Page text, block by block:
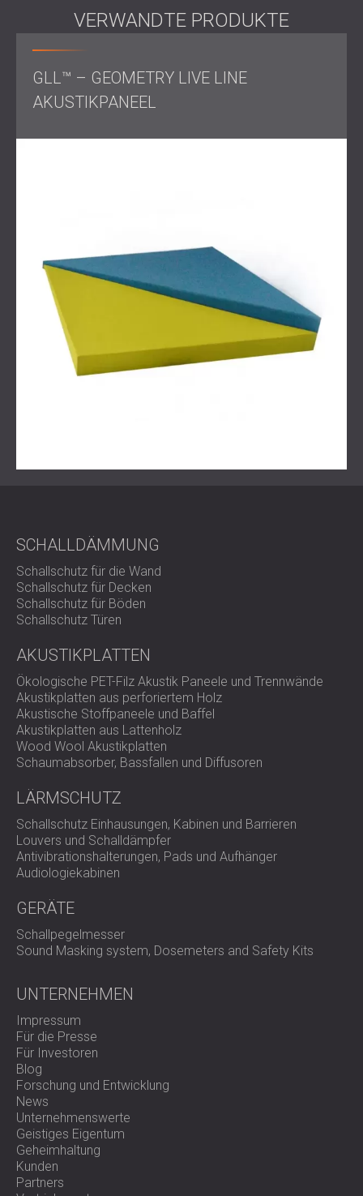
GLL, um Echo und Nachhall zu reduzieren und
bewahren.
Ergebnis
Veranstaltungssaal, was sein Vertrauen in die
Akustiklösungen von DECIBEL bekräftigt.
Dieses Projekt ist ein Beispiel dafür, wie
maßgeschneiderte Akustiklösungen die Funktionalität und
Atmosphäre von Veranstaltungsräumen deutlich
verbessern können. Durch die Zusammenarbeit von
DECIBEL mit Architekten und die Verwendung spezieller
Materialien wurde sichergestellt, dass der
VERWANDTE PRODUKTE
GLL™ – GEOMETRY LIVE LINE
AKUSTIKPANEEL
SCHALLDÄMMUNG
Schallschutz für die Wand
Schallschutz für Decken
Schallschutz für Böden
Schallschutz Türen
AKUSTIKPLATTEN
Ökologische PET-Filz Akustik Paneele und Trennwände
Akustikplatten aus perforiertem Holz
Akustische Stoffpaneele und Baffel
Akustikplatten aus Lattenholz
Wood Wool Akustikplatten
Schaumabsorber, Bassfallen und Diffusoren
LÄRMSCHUTZ
Schallschutz Einhausungen, Kabinen und Barrieren
Louvers und Schalldämpfer
Antivibrationshalterungen, Pads und Aufhänger
Audiologiekabinen
GERÄTE
Schallpegelmesser
Sound Masking system, Dosemeters and Safety Kits
UNTERNEHMEN
Impressum
Für die Presse
Für Investoren
Blog
Forschung und Entwicklung
News
Unternehmenswerte
Geistiges Eigentum
Geheimhaltung
Kunden
Partners